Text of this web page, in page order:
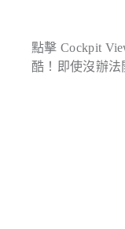
點擊 Cockpit
酷！即使沒辦法